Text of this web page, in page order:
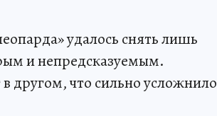
удалось снять лишь
и непредсказуемым.
другом, что сильно усложнило